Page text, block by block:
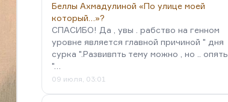
Беллы Ахмадулиной «По улице моей
который…»?
СПАСИБО! Да , увы . рабство на генном
уровне является главной причиной " дня
сурка ".Развивпть тему можно , но .. опять
"…
09 июля, 03:01